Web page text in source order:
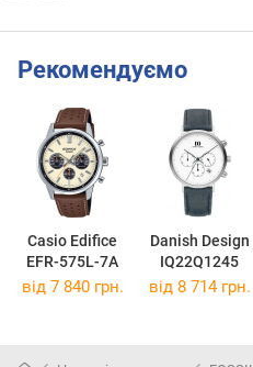
Рекомендуємо
Casio Edifice
EFR-575L-7A
Danish Design
IQ22Q1245
від 7 840 грн. від 8 714 грн.